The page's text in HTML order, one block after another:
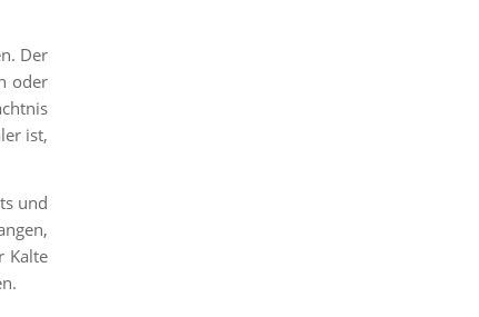
Der
oder
ist,
und
Kalte